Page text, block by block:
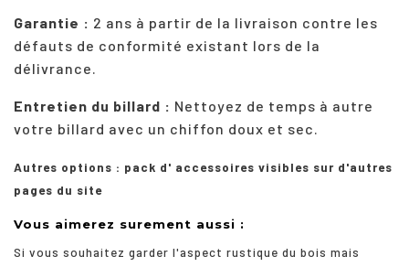
Garantie : 2 ans à partir de la livraison contre les
défauts de conformité existant lors de la
délivrance.
Entretien du billard : Nettoyez de temps à autre
votre billard avec un chiffon doux et sec.
Autres options : pack d' accessoires visibles sur d'autres
pages du site
Vous aimerez surement aussi :
Si vous souhaitez garder l'aspect rustique du bois mais